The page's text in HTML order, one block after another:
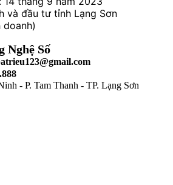
và đầu tư tỉnh Lạng Sơn
doanh)
Nghệ Số
- P. Tam Thanh - TP. Lạng Sơn